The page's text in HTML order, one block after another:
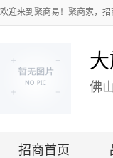
欢迎来到聚商易！聚商家，招
佛
招商首页